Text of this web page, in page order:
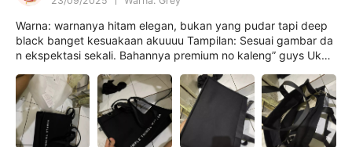
Warna: warnanya hitam elegan, bukan yang pudar tapi deep
black banget kesuakaan akuuuu Tampilan: Sesuai gambar da
n ekspektasi sekali. Bahannya premium no kaleng” guys Ukur
bawa 2 binder, buku tebal dan laptop, juga atk dan tumblr mu
at, ada pouch buat ***** or skincare compact yang bisa kita
bawa. Kualitasnya baguuuusss. Mudah mudahan awet yaaa a
amiin 😌😊😍😘🤗